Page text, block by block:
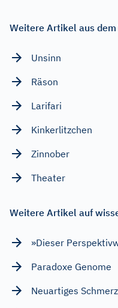
Weitere Artikel aus
Unsinn
Räson
Larifari
Kinkerlitzchen
Zinnober
Theater
Weitere Artikel auf
»Dieser
Paradoxe Genome
Neuartiges